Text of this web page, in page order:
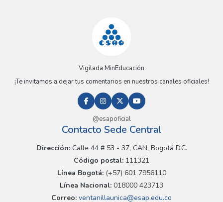
Vigilada MinEducación
¡Te invitamos a dejar tus comentarios en nuestros canales oficiales!
@esapoficial
Contacto Sede Central
Dirección:Calle 44 # 53 - 37, CAN, Bogotá D.C.
Código postal: 111321
Línea Bogotá:(+57) 601 7956110
Línea Nacional: 018000 423713
Correo: ventanillaunica@esap.edu.co